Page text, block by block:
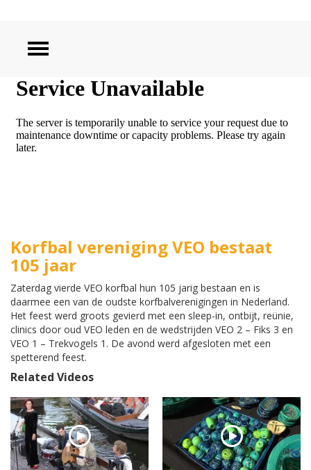
ZOEKEN
Korfbal vereniging VEO bestaat
105 jaar
Zaterdag vierde VEO korfbal hun 105 jarig bestaan en is
daarmee een van de oudste korfbalverenigingen in Nederland.
Het feest werd groots gevierd met een sleep-in, ontbijt, reünie,
clinics door oud VEO leden en de wedstrijden VEO 2 – Fiks 3 en
VEO 1 – Trekvogels 1. De avond werd afgesloten met een
spetterend feest.
Related Videos